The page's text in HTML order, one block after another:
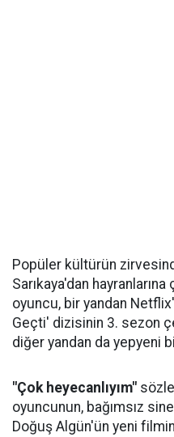
Popüler kültürün
Sarıkaya'dan
oyuncu, bir yandan
Geçti' dizisinin 3. sezon
diğer yandan da yepyeni
"Çok heyecanlıyım"
oyuncunun, bağımsız
Doğuş Algün'ün yeni